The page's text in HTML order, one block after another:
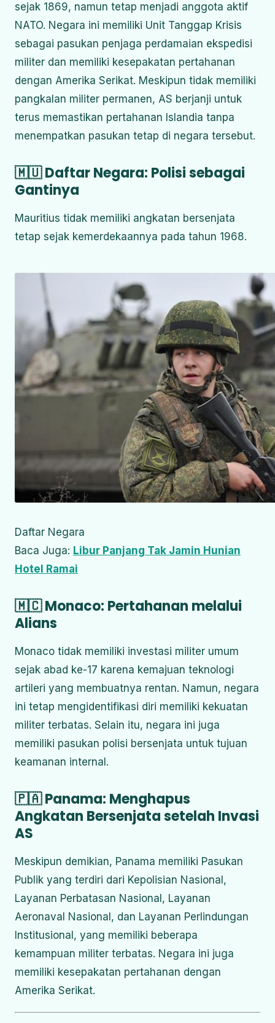
sejak 1869, namun tetap menjadi anggota aktif
NATO. Negara ini memiliki Unit Tanggap Krisis
sebagai pasukan penjaga perdamaian ekspedisi
militer dan memiliki kesepakatan pertahanan
dengan Amerika Serikat. Meskipun tidak memiliki
pangkalan militer permanen, AS berjanji untuk
terus memastikan pertahanan Islandia tanpa
menempatkan pasukan tetap di negara tersebut.
🇲🇺 Daftar Negara: Polisi sebagai
Gantinya
Mauritius tidak memiliki angkatan bersenjata
tetap sejak kemerdekaannya pada tahun 1968.
Daftar Negara
Baca Juga: Libur Panjang Tak Jamin Hunian
Hotel Ramai
🇲🇨 Monaco: Pertahanan melalui
Alians
Monaco tidak memiliki investasi militer umum
sejak abad ke-17 karena kemajuan teknologi
artileri yang membuatnya rentan. Namun, negara
ini tetap mengidentifikasi diri memiliki kekuatan
militer terbatas. Selain itu, negara ini juga
memiliki pasukan polisi bersenjata untuk tujuan
keamanan internal.
🇵🇦 Panama: Menghapus
Angkatan Bersenjata setelah Invasi
AS
Meskipun demikian, Panama memiliki Pasukan
Publik yang terdiri dari Kepolisian Nasional,
Layanan Perbatasan Nasional, Layanan
Aeronaval Nasional, dan Layanan Perlindungan
Institusional, yang memiliki beberapa
kemampuan militer terbatas. Negara ini juga
memiliki kesepakatan pertahanan dengan
Amerika Serikat.